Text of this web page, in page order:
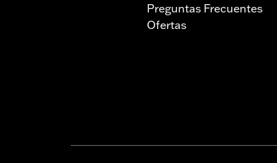
Preguntas Frecuentes
Ofertas